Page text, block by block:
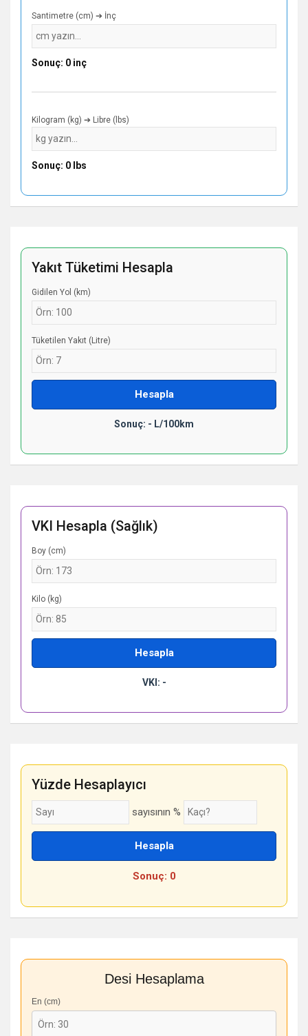
Santimetre (cm) ➔ İnç
Sonuç: 0 inç
Kilogram (kg) ➔ Libre (lbs)
Sonuç: 0 lbs
Yakıt Tüketimi Hesapla
Gidilen Yol (km)
Tüketilen Yakıt (Litre)
Hesapla
Sonuç: - L/100km
VKI Hesapla (Sağlık)
Boy (cm)
Kilo (kg)
Hesapla
VKI: -
Yüzde Hesaplayıcı
sayısının %
Hesapla
Sonuç: 0
Desi Hesaplama
En (cm)